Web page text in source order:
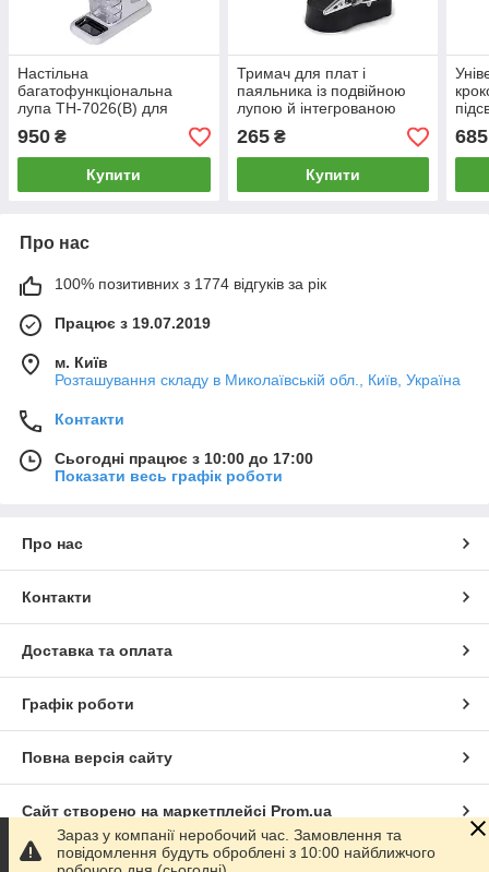
Настільна
багатофункціональна
лупа TH-7026(B) для
пайки з підсвічуванням
950 ₴
Купити
Тримач для плат і
паяльника із подвійною
лупою й інтегрованою
LED-підсвіткою MG16126-
A
265₴
Купити
685
Про нас
100% позитивних з 1774 відгуків за рік
Працює з 19.07.2019
м. Київ
Розташування складу в Миколаївській обл., Київ, Україна
Контакти
Сьогодні працює з 10:00 до 17:00
Показати весь графік роботи
Про нас
Контакти
Доставка та оплата
Графік роботи
Повна версія сайту
Сайт створено на маркетплейсі Prom.ua
Політика конфіденційності
Зараз у компанії неробочий час. Замовлення та
повідомлення будуть оброблені з 10:00 найближчого